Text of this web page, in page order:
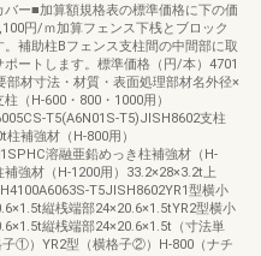
ー■加算額規格表の標準価格に下の価
円/ｍ加算フェンス下桟とブロック
補助柱Bフェンス支柱間の中間部に取
ポートします。標準価格（円/本）4701
部材寸法・材質・表面処理部材名外径×
H-600・800・1000用）
T5(A6N01S-T5)JISH8602支柱
柱補強材（H-800用）
溶融亜鉛めっき柱補強材（H-
強材（H-1200用）33.2×28×3.2t上
T5JISH8602YR1型横小
縦桟端部24×20.6×1.5tYR2型横小
縦桟端部24×20.6×1.5t（寸法単
①）YR2型（横格子②）H-800（ナチ